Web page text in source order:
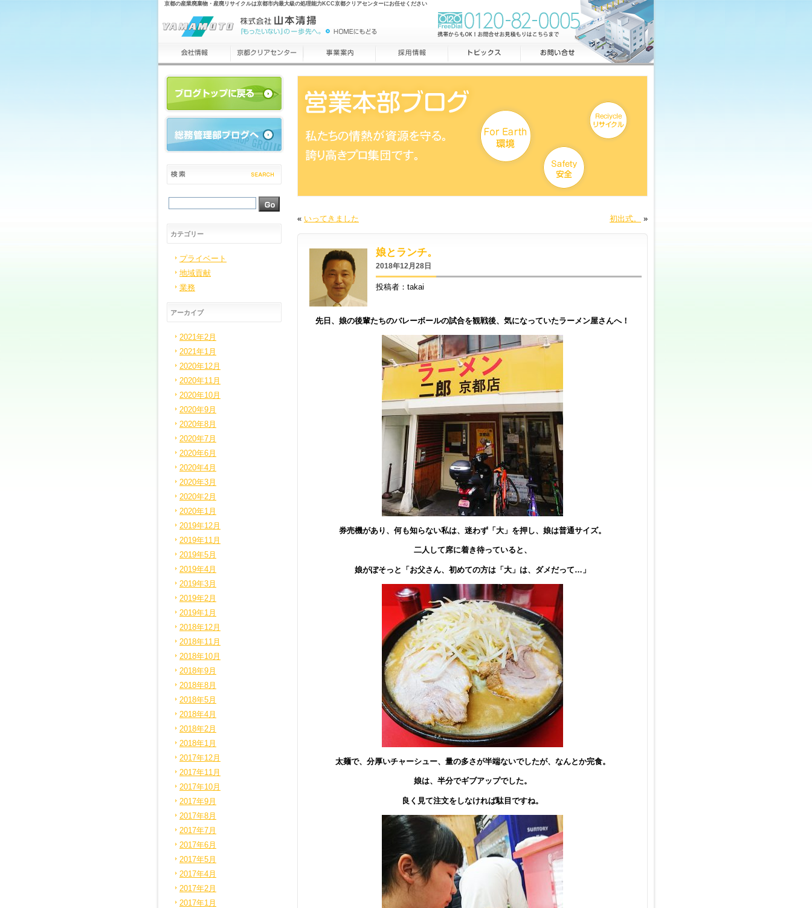
京都の産業廃棄物・産廃リサイクルは京都市内最大級の処理能力KCC京都クリアセンターにお任せください
« いってきました 初出式。 »
娘とランチ。
2018年12月28日
投稿者：takai
先日、娘の後輩たちのバレーボールの試合を観戦後、気になっていたラーメン屋さんへ！
券売機があり、何も知らない私は、迷わず「大」を押し、娘は普通サイズ。
二人して席に着き待っていると、
娘がぼそっと「お父さん、初めての方は「大」は、ダメだって…」
太麺で、分厚いチャーシュー、量の多さが半端ないでしたが、なんとか完食。
娘は、半分でギブアップでした。
良く見て注文をしなければ駄目ですね。
カテゴリー
プライベート
地域貢献
業務
アーカイブ
2021年2月
2021年1月
2020年12月
2020年11月
2020年10月
2020年9月
2020年8月
2020年7月
2020年6月
2020年4月
2020年3月
2020年2月
2020年1月
2019年12月
2019年11月
2019年5月
2019年4月
2019年3月
2019年2月
2019年1月
2018年12月
2018年11月
2018年10月
2018年9月
2018年8月
2018年5月
2018年4月
2018年2月
2018年1月
2017年12月
2017年11月
2017年10月
2017年9月
2017年8月
2017年7月
2017年6月
2017年5月
2017年4月
2017年2月
2017年1月